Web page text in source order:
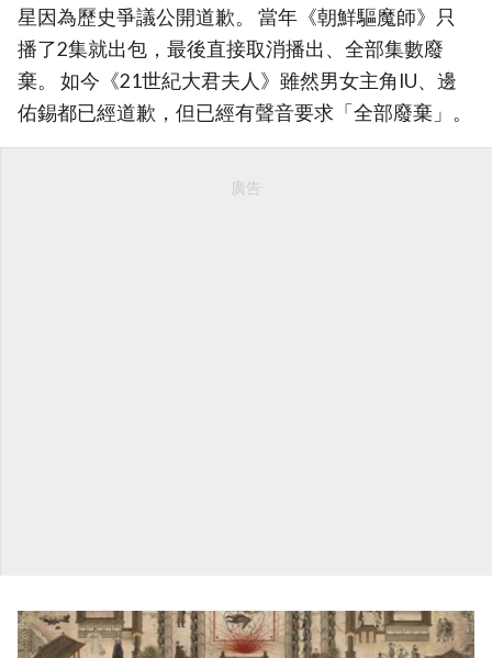
星因為歷史爭議公開道歉。 當年《朝鮮驅魔師》只
播了2集就出包，最後直接取消播出、全部集數廢
棄。 如今《21世紀大君夫人》雖然男女主角IU、邊
佑錫都已經道歉，但已經有聲音要求「全部廢棄」。
廣告